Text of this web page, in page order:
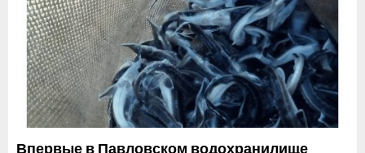
Впервые в Павловском водохранилище